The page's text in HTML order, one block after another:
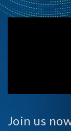
Join us